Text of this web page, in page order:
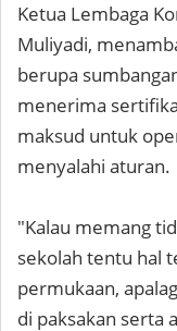
Ketua Lembaga
Muliyadi,
berupa
menerima
maksud untuk
menyalahi aturan.
"Kalau memang
sekolah tentu hal
permukaan,
di paksakan serta